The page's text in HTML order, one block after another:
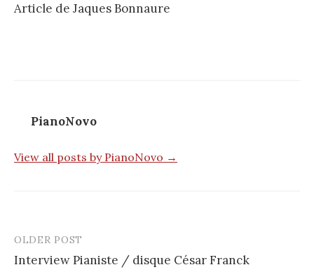
Article de Jaques Bonnaure
PianoNovo
View all posts by PianoNovo →
Post
navigation
OLDER POST
Interview Pianiste / disque César Franck